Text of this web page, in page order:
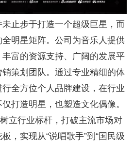
止步于打造一个超级巨星，而
明星矩阵。公司为音乐人提供
富的资源支持、广阔的发展平
策划团队。通过专业精细的体
全方位个人品牌建设，在行业
打造明星，也塑造文化偶像。
立行业标杆，打破主流市场对
，实现从“说唱歌手”到“国民级